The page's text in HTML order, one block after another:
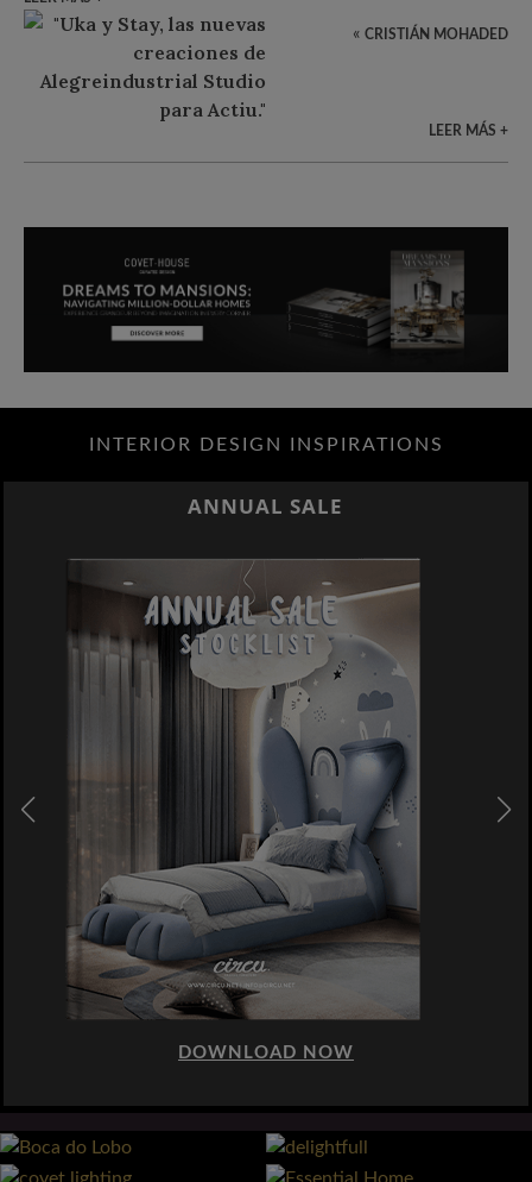
« CRISTIÁN MOHADED
LEER MÁS +
INTERIOR DESIGN INSPIRATIONS
ANNUAL SALE
DOWNLOAD NOW